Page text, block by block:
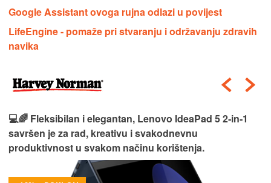
Google Assistant ovoga rujna odlazi u povijest
LifeEngine - pomaže pri stvaranju i održavanju zdravih
navika
💻🌈 Fleksibilan i elegantan, Lenovo IdeaPad 5 2‑in‑1
savršen je za rad, kreativu i svakodnevnu
produktivnost u svakom načinu korištenja.